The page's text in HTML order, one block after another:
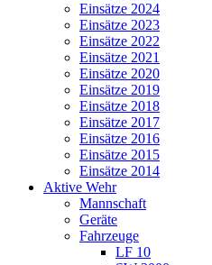
Einsätze 2024
Einsätze 2023
Einsätze 2022
Einsätze 2021
Einsätze 2020
Einsätze 2019
Einsätze 2018
Einsätze 2017
Einsätze 2016
Einsätze 2015
Einsätze 2014
Aktive Wehr
Mannschaft
Geräte
Fahrzeuge
LF 10